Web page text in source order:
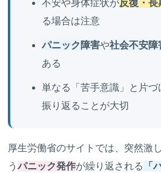
不安や身体症状が反復・長
る場合は注意
パニック障害や社会不安障
ある
単なる「苦手意識」と片づ
振り返ることが大切
厚生労働省のサイトでは、突然激
うパニック発作が繰り返される 「